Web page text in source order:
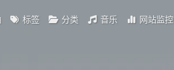
标签 分类 音乐 网站监控